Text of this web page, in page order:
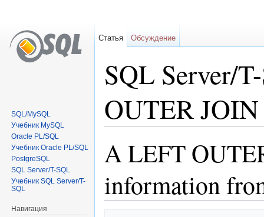
SQL Server/
OUTER JOIN
A LEFT
information
Статья Обсуждение
SQL/MySQL
Учебник MySQL
Oracle PL/SQL
Учебник Oracle PL/SQL
PostgreSQL
SQL Server/T-SQL
Учебник SQL Server/T-
SQL
Навигация